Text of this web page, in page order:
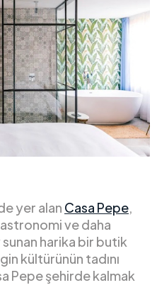
yer alan Casa Pepe,
ve daha
harika bir butik
kültürünün tadını
Pepe şehirde kalmak